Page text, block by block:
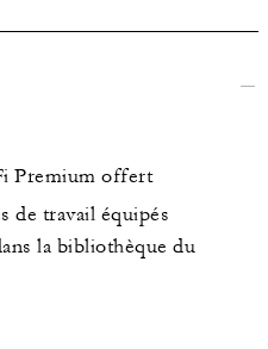
Premium offert
de travail équipés
la bibliothèque du